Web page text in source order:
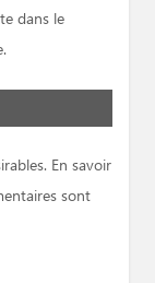
dans le
En savoir
sont